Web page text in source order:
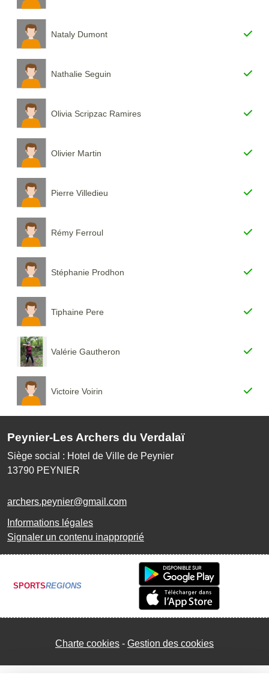
Nataly Dumont
Nathalie Seguin
Olivia Scripzac Ramires
Olivier Martin
Pierre Villedieu
Rémy Ferroul
Stéphanie Prodhon
Tiphaine Pere
Valérie Gautheron
Victoire Voirin
Peynier-Les Archers du Verdalaï
Siège social : Hotel de Ville de Peynier
13790 PEYNIER
archers.peynier@gmail.com
Informations légales
Signaler un contenu inapproprié
SPORTSREGIONS
Charte cookies Gestion des cookies